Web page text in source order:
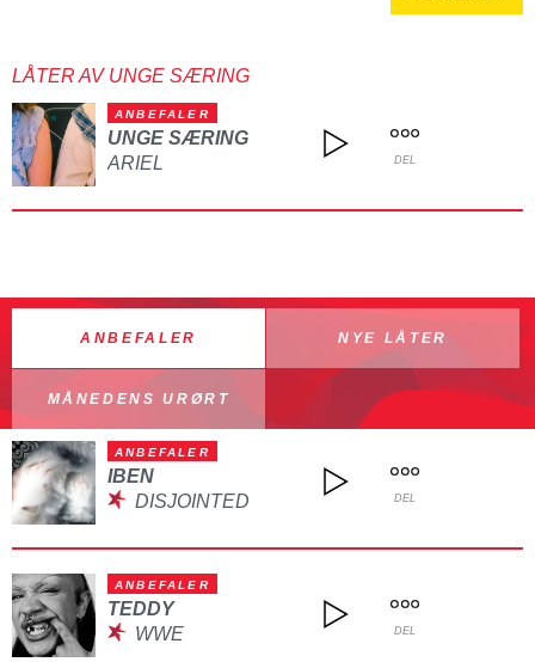
LÅTER AV UNGE SÆRING
ANBEFALER
UNGE SÆRING
ARIEL
DEL
ANBEFALER NYE LÅTER
MÅNEDENS URØRT
ANBEFALER
IBEN
DISJOINTED
DEL
ANBEFALER
TEDDY
WWE
DEL